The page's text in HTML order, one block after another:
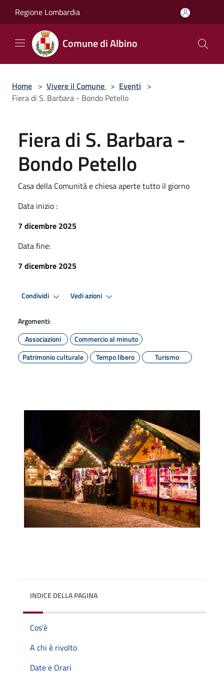
Regione Lombardia
Comune di Albino
Home > Vivere il Comune > Eventi >
Fiera di S. Barbara - Bondo Petello
Fiera di S. Barbara -
Bondo Petello
Casa della Comunità e chiesa aperte tutto il giorno
Data inizio :
7 dicembre 2025
Data fine:
7 dicembre 2025
Condividi Vedi azioni
Argomenti:
Associazioni
Commercio al minuto
Patrimonio culturale
Tempo libero Turismo
INDICE DELLA PAGINA
Cos'è
A chi è rivolto
Date e Orari